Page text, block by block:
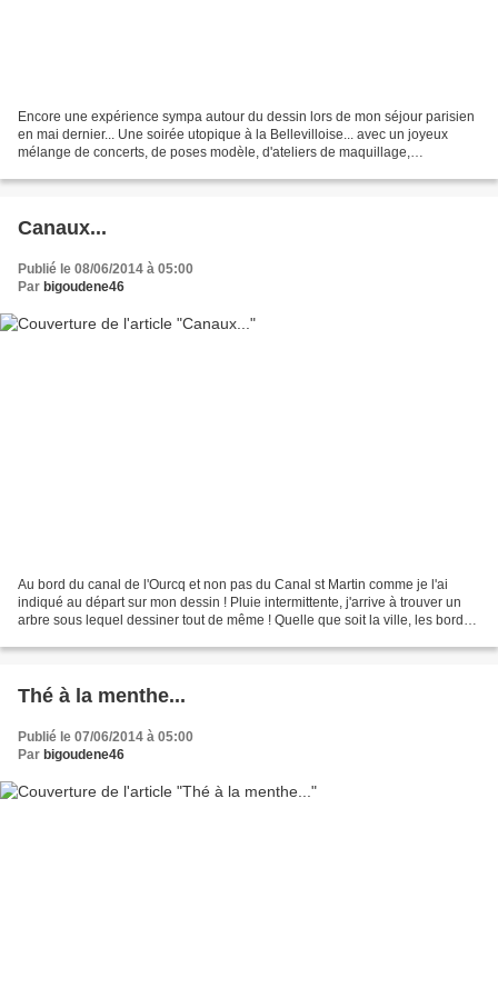
Encore une expérience sympa autour du dessin lors de mon séjour parisien
en mai dernier... Une soirée utopique à la Bellevilloise... avec un joyeux
mélange de concerts, de poses modèle, d'ateliers de maquillage,
Canaux...
Publié le 08/06/2014 à 05:00
Par bigoudene46
Au bord du canal de l'Ourcq et non pas du Canal st Martin comme je l'ai
indiqué au départ sur mon dessin ! Pluie intermittente, j'arrive à trouver un
arbre sous lequel dessiner tout de même ! Quelle que soit la ville, les bords
Thé à la menthe...
Publié le 07/06/2014 à 05:00
Par bigoudene46